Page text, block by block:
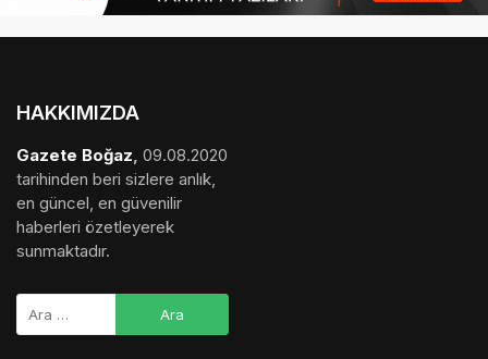
HAKKIMIZDA
Gazete Boğaz, 09.08.2020
tarihinden beri sizlere anlık,
en güncel, en güvenilir
haberleri özetleyerek
sunmaktadır.